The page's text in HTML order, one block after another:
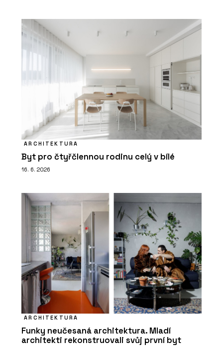
ARCHITEKTURA
Byt pro čtyřčlennou rodinu celý v bílé
16. 6. 2026
ARCHITEKTURA
Funky neučesaná architektura. Mladí
architekti rekonstruovali svůj první byt